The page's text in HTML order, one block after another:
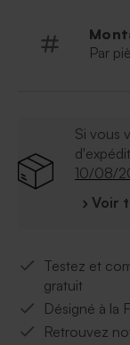
Par
Si vous
10/08/
› Voir
Testez et
gratuit
Désigné à la
Retrouvez